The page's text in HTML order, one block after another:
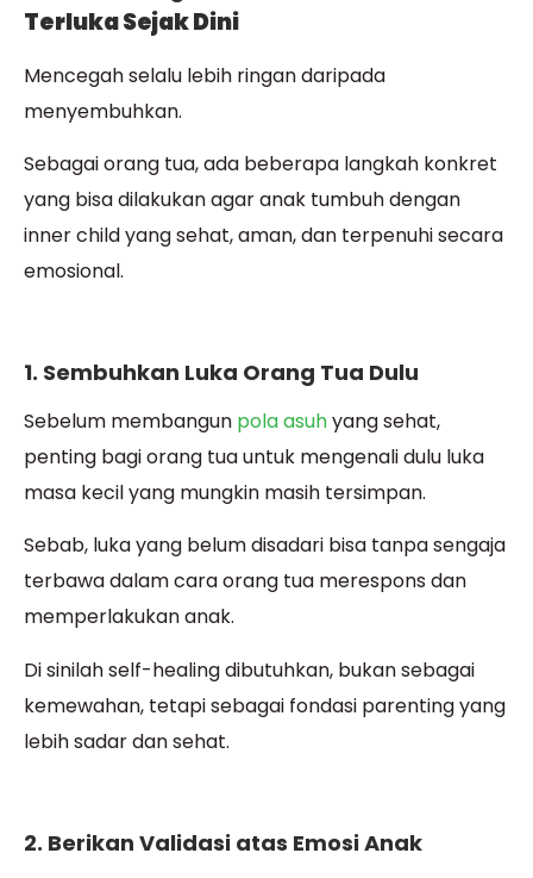
Terluka Sejak Dini
Mencegah selalu lebih ringan daripada
menyembuhkan.
Sebagai orang tua, ada beberapa langkah konkret
yang bisa dilakukan agar anak tumbuh dengan
inner child yang sehat, aman, dan terpenuhi secara
emosional.
1. Sembuhkan Luka Orang Tua Dulu
Sebelum membangun pola asuhyang sehat,
penting bagi orang tua untuk mengenali dulu luka
masa kecil yang mungkin masih tersimpan.
Sebab, luka yang belum disadari bisa tanpa sengaja
terbawa dalam cara orang tua merespons dan
memperlakukan anak.
Di sinilah self-healing dibutuhkan, bukan sebagai
kemewahan, tetapi sebagai fondasi parenting yang
lebih sadar dan sehat.
2. Berikan Validasi atas Emosi Anak